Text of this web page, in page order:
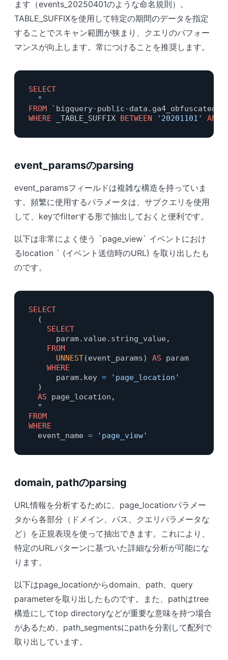
ます（events_20250401のような命名規則）。
TABLE_SUFFIXを使用して特定の期間のデータを指定
することでスキャン範囲が狭まり、クエリのパフォー
マンスが向上します。常につけることを推奨します。
SELECT
*
FROM `bigquery-public-
WHERE _TABLE_SUFFIX BETWEEN '20201101' AND
event_paramsのparsing
event_paramsフィールドは複雑な構造を持っていま
す。頻繁に使用するパラメータは、サブクエリを使用
して、keyでfilterする形で抽出しておくと便利です。
以下は非常によく使う `page_view` イベントにおけ
るlocation ` (イベント送信時のURL) を取り出したも
のです。
SELECT
  (
SELECT
      param.value.string_value,
FROM
UNNEST(event_params) AS param
WHERE
      param.key
=
'page_location'
  )
AS page_location,
*
FROM
WHERE
  event_name
= 'page_view'
domain, pathのparsing
URL情報を分析するために、page_locationパラメー
タから各部分（ドメイン、パス、クエリパラメータな
ど）を正規表現を使って抽出できます。これにより、
特定のURLパターンに基づいた詳細な分析が可能にな
ります。
以下はpage_locationからdomain、path、query
parameterを取り出したものです。また、pathはtree
構造にしてtop directoryなどが重要な意味を持つ場合
があるため、path_segmentsにpathを分割して配列で
取り出しています。